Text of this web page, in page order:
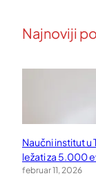
Najnoviji
Naučni institut u
ležati za 5.000
februar 11, 2026